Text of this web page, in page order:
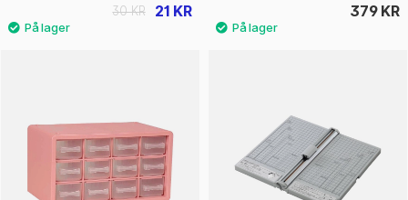
21 KR
30 KR 379 KR